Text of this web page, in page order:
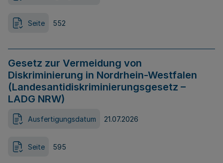
Seite 552
Gesetz zur Vermeidung von
Diskriminierung in Nordrhein-Westfalen
(Landesantidiskriminierungsgesetz –
LADG NRW)
Ausfertigungsdatum 21.07.2026
Seite 595